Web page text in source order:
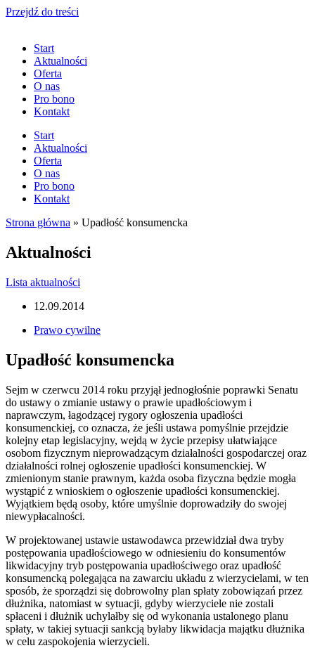
Przejdź do treści
Start
Aktualności
Oferta
O nas
Pro bono
Kontakt
Start
Aktualności
Oferta
O nas
Pro bono
Kontakt
Strona główna » Upadłość konsumencka
Aktualności
Lista aktualności
12.09.2014
Prawo cywilne
Upadłość konsumencka
Sejm w czerwcu 2014 roku przyjął jednogłośnie poprawki Senatu
do ustawy o zmianie ustawy o prawie upadłościowym i
naprawczym, łagodzącej rygory ogłoszenia upadłości
konsumenckiej, co oznacza, że jeśli ustawa pomyślnie przejdzie
kolejny etap legislacyjny, wejdą w życie przepisy ułatwiające
osobom fizycznym nieprowadzącym działalności gospodarczej oraz
działalności rolnej ogłoszenie upadłości konsumenckiej. W
zmienionym stanie prawnym, każda osoba fizyczna będzie mogła
wystąpić z wnioskiem o ogłoszenie upadłości konsumenckiej.
Wyjątkiem będą osoby, które umyślnie doprowadziły do swojej
niewypłacalności.
W projektowanej ustawie ustawodawca przewidział dwa tryby
postępowania upadłościowego w odniesieniu do konsumentów
likwidacyjny tryb postępowania upadłościwego oraz upadłość
konsumencką polegająca na zawarciu układu z wierzycielami, w ten
sposób, że sporządzi się dobrowolny plan spłaty zobowiązań przez
dłużnika, natomiast w sytuacji, gdyby wierzyciele nie zostali
spłaceni i dłużnik uchylałby się od wykonania ustalonego planu
spłaty, w takiej sytuacji sankcją byłaby likwidacja majątku dłużnika
w celu zaspokojenia wierzycieli.